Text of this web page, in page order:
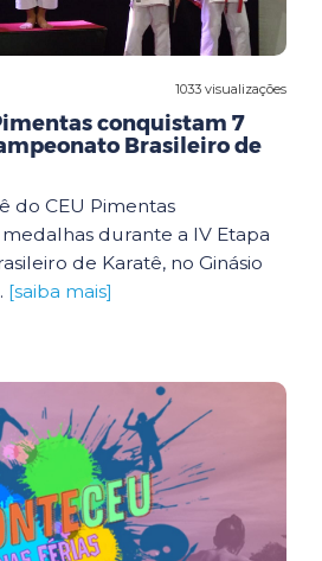
1033 visualizações
conquistam 7
Brasileiro de
do CEU Pimentas
durante a IV Etapa
de Karatê, no Ginásio
[saiba mais]